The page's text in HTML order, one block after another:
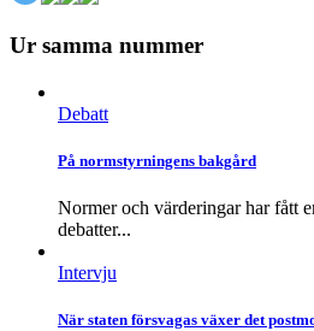
Ur samma nummer
Debatt
På normstyrningens bakgård
Normer och värderingar har fått
debatter...
Intervju
När staten försvagas växer det